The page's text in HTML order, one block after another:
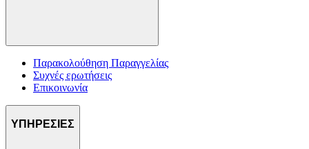
Παρακολούθηση Παραγγελίας
Συχνές ερωτήσεις
Επικοινωνία
ΥΠΗΡΕΣΙΕΣ